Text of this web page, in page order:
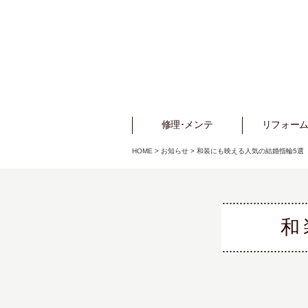
修理･メンテ
Repair リフォー
HOME > お知らせ > 和装にも映える人気の結婚指輪5選